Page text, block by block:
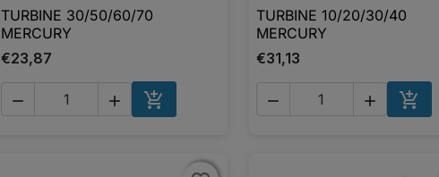
 Aperçu rapide
TURBINE 30/50/60/70
MERCURY
€23,87
  
AJOUTER AU PANIER
 Aperçu rapide
TURBINE 10/20/30/40
MERCURY
€31,13
  